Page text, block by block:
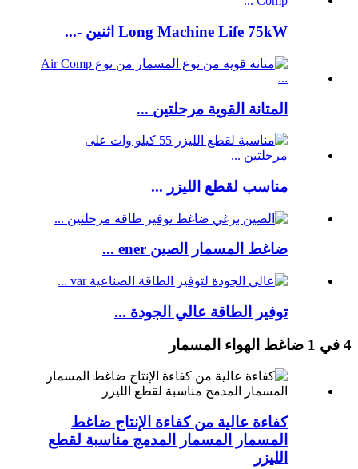
Long Machine Life 75kW اثنين -...
المتانة القوية مرحلتين ...
مناسب لقطع الليزر ...
ضاغط المسمار الصين ener ...
توفير الطاقة عالي الجودة ...
4 في 1 ضاغط الهواء المسمار
كفاءة عالية من كفاءة الإنتاج ضاغط
المسمار المسمار المدمج مناسبة لقطع
الليزر